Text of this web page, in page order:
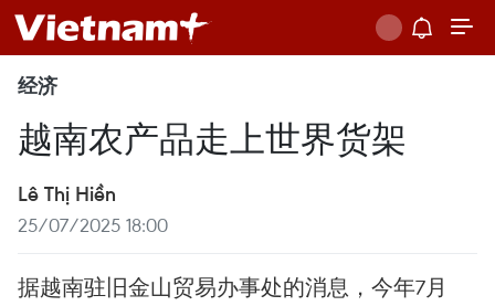
经济
越南农产品走上世界货架
Lê Thị Hiền
25/07/2025 18:00
据越南驻旧金山贸易办事处的消息，今年7月